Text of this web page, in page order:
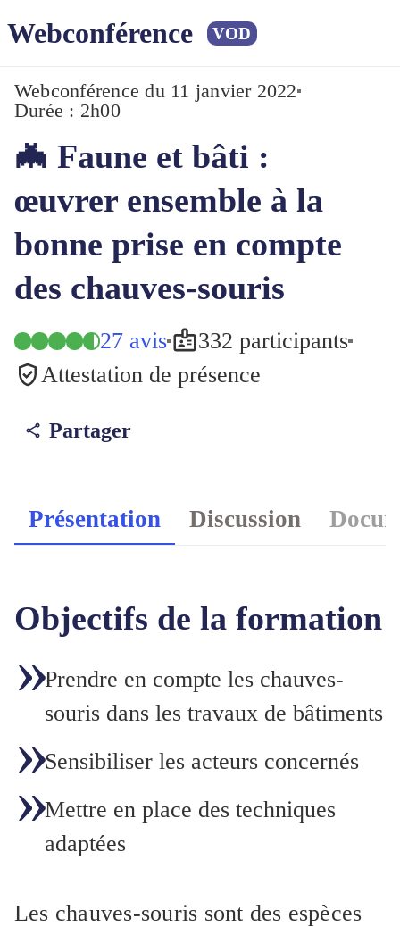
Webconférence VOD
Webconférence du 11 janvier 2022
Durée : 2h00
🦇 Faune et bâti :
œuvrer ensemble à la
bonne prise en compte
des chauves-souris
27 avis
332 participants
Attestation de présence
Partager
Présentation Discussion
Objectifs de la formation
Prendre en compte les chauves-
souris dans les travaux de bâtiments
Sensibiliser les acteurs concernés
Mettre en place des techniques
adaptées
Les chauves-souris sont des espèces